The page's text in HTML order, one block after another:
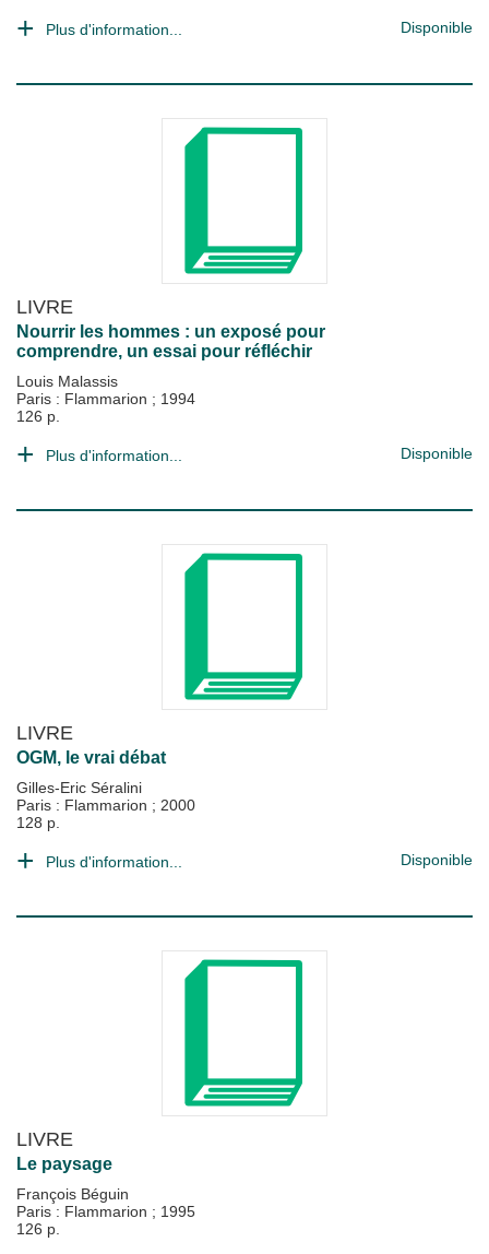
Plus d'information... Disponible
LIVRE
Nourrir les hommes : un exposé pour
comprendre, un essai pour réfléchir
Louis Malassis
Paris : Flammarion ; 1994
126 p.
Plus d'information... Disponible
LIVRE
OGM, le vrai débat
Gilles-Eric Séralini
Paris : Flammarion ; 2000
128 p.
Plus d'information... Disponible
LIVRE
Le paysage
François Béguin
Paris : Flammarion ; 1995
126 p.